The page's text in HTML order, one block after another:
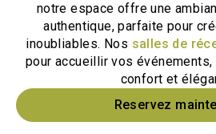
notre espace offre une
authentique, parfaite pour
inoubliables. Nos salles de
pour accueillir vos
confort et
Reservez